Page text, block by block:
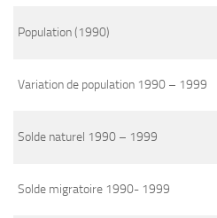
Population (1990)
Variation de population 1990 – 1999
Solde naturel 1990 – 1999
Solde migratoire 1990- 1999